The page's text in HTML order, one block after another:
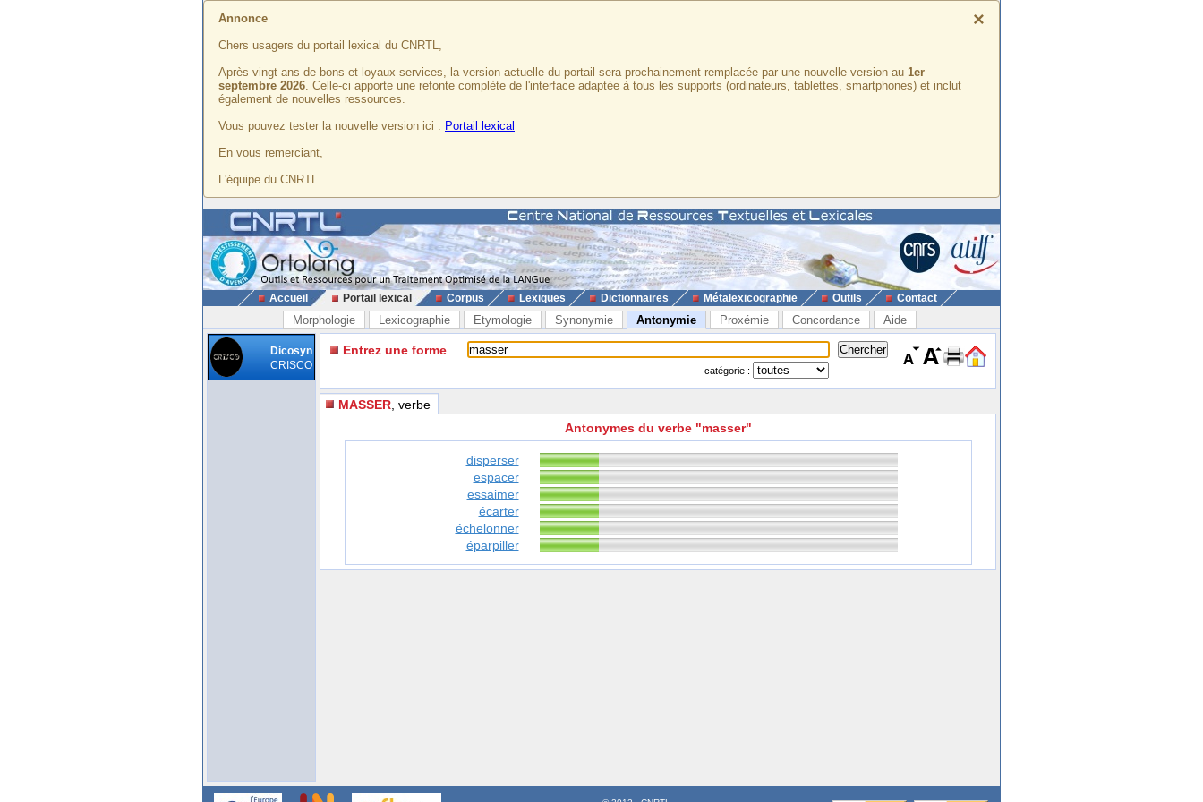
×
Annonce
Chers usagers du portail lexical du CNRTL,
Après vingt ans de bons et loyaux services, la version actuelle du portail sera prochainement remplacée par une nouvelle version au 1er
septembre 2026. Celle-ci apporte une refonte complète de l'interface adaptée à tous les supports (ordinateurs, tablettes, smartphones) et inclut
également de nouvelles ressources.
Vous pouvez tester la nouvelle version ici : Portail lexical
En vous remerciant,
L'équipe du CNRTL
Accueil Portail lexical Corpus Lexiques Dictionnaires Métalexicographie Outils Contact
Morphologie Lexicographie Etymologie Synonymie Antonymie Proxémie Concordance Aide
Dicosyn
CRISCO
Entrez une forme
catégorie :
MASSER , verbe
Antonymes du verbe "masser"
disperser
espacer
essaimer
écarter
échelonner
éparpiller